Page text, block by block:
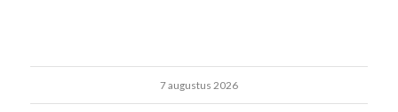
7 augustus 2026